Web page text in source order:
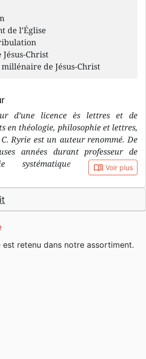
de l’Église
Christ
de Jésus-Christ
d’une licence ès lettres et de
en théologie, philosophie et lettres,
Ryrie est un auteur renommé. De
années durant professeur de
systématique au Dallas
Seminary, il en est aujourd’hui
émérite. Il est aussi professeur
la Philadelphia Biblical University.
book_open Voir plus
est retenu dans notre assortiment.